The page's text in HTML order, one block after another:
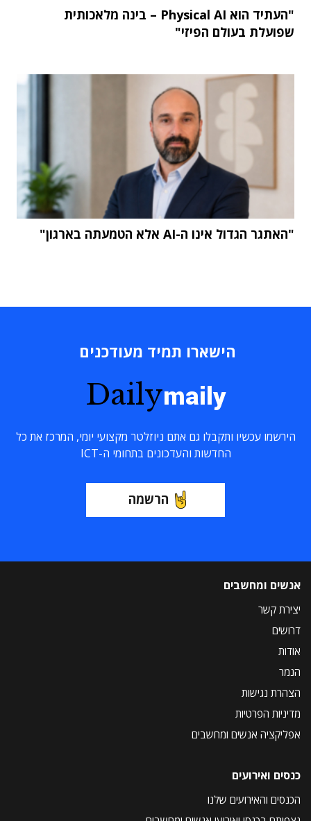
"העתיד הוא Physical AI – בינה מלאכותית
שפועלת בעולם הפיזי"
"האתגר הגדול אינו ה-AI אלא הטמעתה בארגון"
הישארו תמיד מעודכנים
Dailymaily
הירשמו עכשיו ותקבלו גם אתם ניוזלטר מקצועי יומי, המרכז את כל
החדשות והעדכונים בתחומי ה-ICT
הרשמה
אנשים ומחשבים
יצירת קשר
דרושים
אודות
הנמר
הצהרת נגישות
מדיניות הפרטיות
אפליקציה אנשים ומחשבים
כנסים ואירועים
הכנסים והאירועים שלנו